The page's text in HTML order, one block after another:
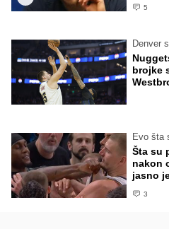
5
Denver
brojke
Evo šta
Šta su
nakon
jasno
3